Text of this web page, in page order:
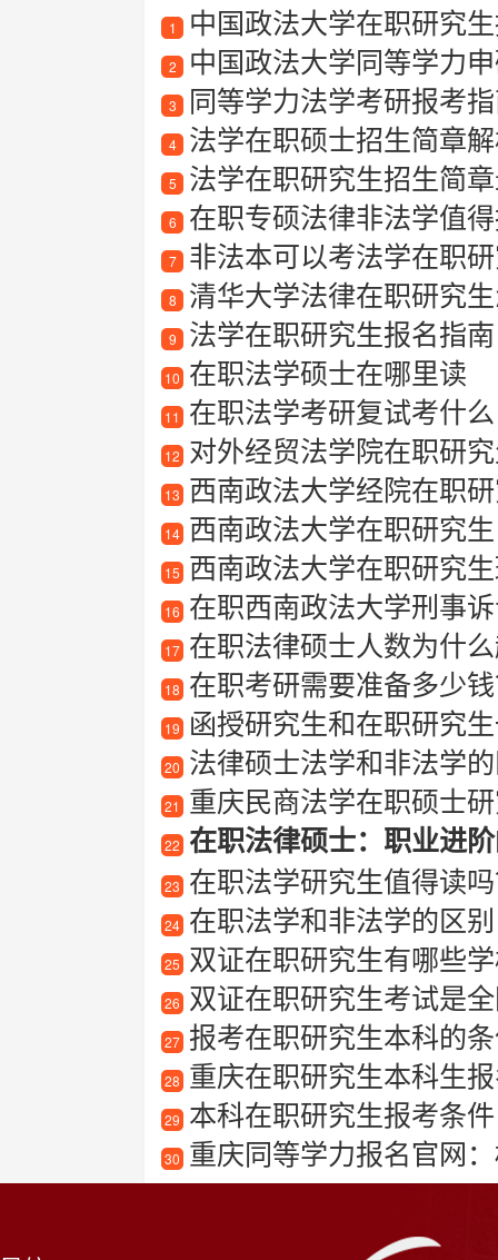
1 中国政法大学在职研究
2 中国政法大学同等学力
3 同等学力法学考研报考指
4 法学在职硕士招生简章
5 法学在职研究生招生简章最
6 在职专硕法律非法学值
7 非法本可以考法学在职
8 清华大学法律在职研究
9 法学在职研究生报名指
10 在职法学硕士在哪里读
11 在职法学考研复试考什么
12 对外经贸法学院在职研
13 西南政法大学经院在职
14 西南政法大学在职研究
15 西南政法大学在职研究生
16 在职西南政法大学刑事
17 在职法律硕士人数为什么
18 在职考研需要准备多少
19 函授研究生和在职研究
20 法律硕士法学和非法学
21 重庆民商法学在职硕士
22 在职法律硕士：职业进
23 在职法学研究生值得读
24 在职法学和非法学的区别
25 双证在职研究生有哪些
26 双证在职研究生考试是
27 报考在职研究生本科的
28 重庆在职研究生本科生
29 本科在职研究生报考条件
30 重庆同等学力报名官网